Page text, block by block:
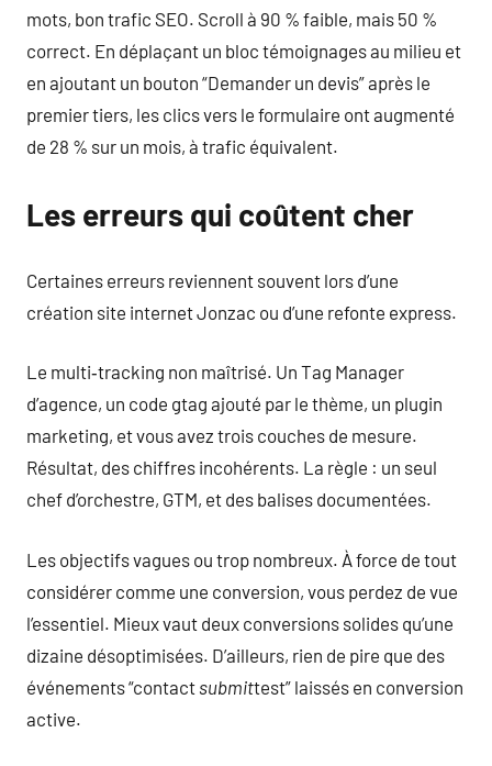
mots, bon trafic SEO. Scroll à 90 % faible, mais 50 %
correct. En déplaçant un bloc témoignages au milieu et
en ajoutant un bouton “Demander un devis” après le
premier tiers, les clics vers le formulaire ont augmenté
de 28 % sur un mois, à trafic équivalent.
Les erreurs qui coûtent cher
Certaines erreurs reviennent souvent lors d’une
création site internet Jonzac ou d’une refonte express.
Le multi‑tracking non maîtrisé. Un Tag Manager
d’agence, un code gtag ajouté par le thème, un plugin
marketing, et vous avez trois couches de mesure.
Résultat, des chiffres incohérents. La règle : un seul
chef d’orchestre, GTM, et des balises documentées.
Les objectifs vagues ou trop nombreux. À force de tout
considérer comme une conversion, vous perdez de vue
l’essentiel. Mieux vaut deux conversions solides qu’une
dizaine désoptimisées. D’ailleurs, rien de pire que des
événements “contact submittest” laissés en conversion
active.